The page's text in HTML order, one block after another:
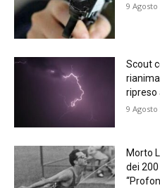
9 Agosto
Scout
ripreso
9 Agosto
Morto
dei